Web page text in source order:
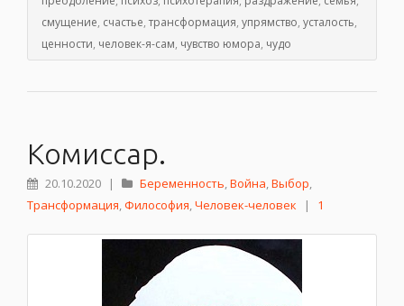
смущение, счастье,трансформация, упрямство, усталость,
ценности, человек-я-сам, чувство юмора, чудо
Комиссар.
20.10.2020 | Беременность,Война,Выбор,
Трансформация,Философия,Человек-человек | 1